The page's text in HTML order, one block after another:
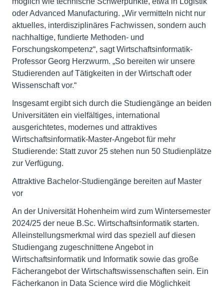
oder Advanced Manufacturing. „Wir vermitteln nicht nur
aktuelles, interdisziplinäres Fachwissen, sondern auch
nachhaltige, fundierte Methoden- und
Forschungskompetenz“, sagt Wirtschaftsinformatik-
Professor Georg Herzwurm. „So bereiten wir unsere
Studierenden auf Tätigkeiten in der Wirtschaft oder
Wissenschaft vor.“
Insgesamt ergibt sich durch die Studiengänge an beiden
Universitäten ein vielfältiges, international
ausgerichtetes, modernes und attraktives
Wirtschaftsinformatik-Master-Angebot für mehr
Studierende: Statt zuvor 25 stehen nun 50 Studienplätze
zur Verfügung.
Attraktive Bachelor-Studiengänge bereiten auf Master
vor
An der Universität Hohenheim wird zum Wintersemester
2024/25 der neue B.Sc. Wirtschaftsinformatik starten.
Alleinstellungsmerkmal wird das speziell auf diesen
Studiengang zugeschnittene Angebot in
Wirtschaftsinformatik und Informatik sowie das große
Fächerangebot der Wirtschaftswissenschaften sein. Ein
Fächerkanon in Data Science wird die Möglichkeit